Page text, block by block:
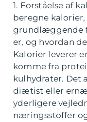
1. Forståelse af
beregne
grundlæggende
er, og hvordan
Kalorier leverer
komme fra
kulhydrater. Det
diætist eller
yderligere
næringsstoffer